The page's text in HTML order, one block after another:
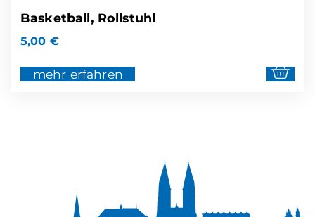
Basketball, Rollstuhl
5,00 €
mehr erfahren